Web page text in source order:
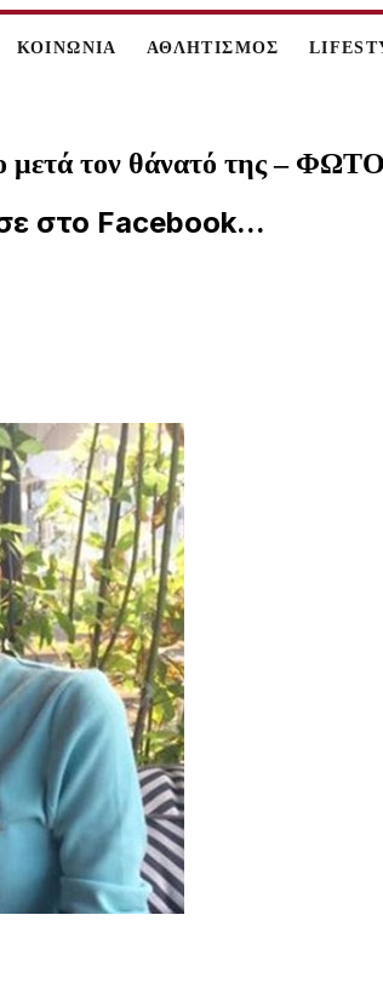
ΚΟΙΝΩΝΙΑ ΑΘΛΗΤΙΣΜΟΣ
μετά τον θάνατό της – ΦΩΤΟ
στο Facebook...